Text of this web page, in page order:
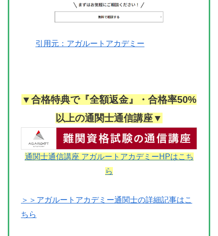
引用元：アガルートアカデミー
▼合格特典で『全額返金』・合格率50%
以上の通関士通信講座▼
通関士通信講座 アガルートアカデミーHPはこち
ら
＞＞アガルートアカデミー通関士の詳細記事はこ
ちら